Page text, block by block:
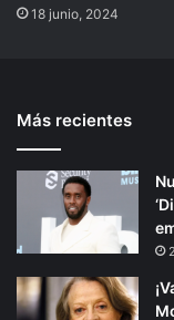
18 junio, 2024
Más recientes